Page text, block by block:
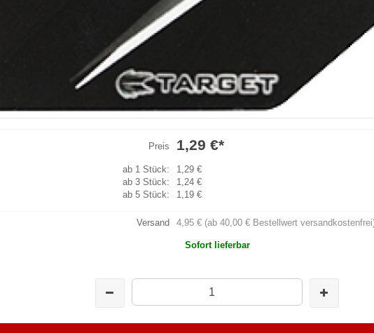
Preis 1,29 €*
ab 1 Stück:
1,29 €
ab 3 Stück:
1,24 €
ab 5 Stück:
1,19 €
Versand 4,95 € (ab 40,00 € Bestellwert
Sofort lieferbar